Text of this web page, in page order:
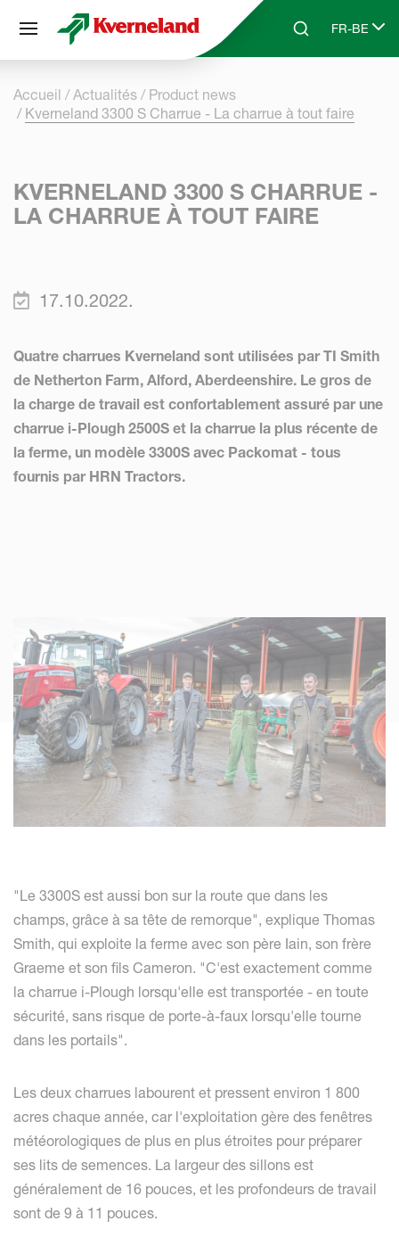
Skip to main content
SearchFR-BE
Select
Accueil Actualités
Product news
Kverneland 3300 S Charrue - La charrue à tout faire
KVERNELAND 3300 S CHARRUE -
LA CHARRUE À TOUT FAIRE
17.10.2022.
Quatre charrues Kverneland sont utilisées par TI Smith
de Netherton Farm, Alford, Aberdeenshire. Le gros de
la charge de travail est confortablement assuré par une
charrue i-Plough 2500S et la charrue la plus récente de
la ferme, un modèle 3300S avec Packomat - tous
fournis par HRN Tractors.
"Le 3300S est aussi bon sur la route que dans les
champs, grâce à sa tête de remorque", explique Thomas
Smith, qui exploite la ferme avec son père Iain, son frère
Graeme et son fils Cameron. "C'est exactement comme
la charrue i-Plough lorsqu'elle est transportée - en toute
sécurité, sans risque de porte-à-faux lorsqu'elle tourne
dans les portails".
Les deux charrues labourent et pressent environ 1 800
acres chaque année, car l'exploitation gère des fenêtres
météorologiques de plus en plus étroites pour préparer
ses lits de semences. La largeur des sillons est
généralement de 16 pouces, et les profondeurs de travail
sont de 9 à 11 pouces.
Panneau de gestion des cookies